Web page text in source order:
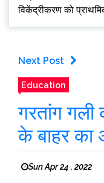
विकेंद्रीकरण को
Next Post
Education
गरतांग गली
के बाहर का
Sun Apr 24 , 2022